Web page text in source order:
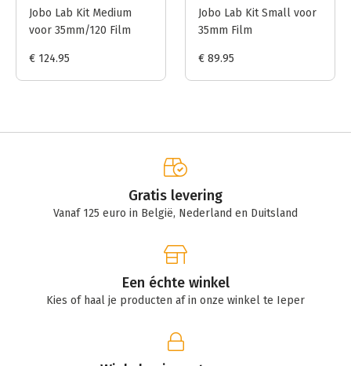
Jobo Lab Kit Medium
voor 35mm/120 Film
€ 124.95
Jobo Lab Kit Small voor
35mm Film
€ 89.95
Gratis levering
Vanaf 125 euro in België, Nederland en Duitsland
Een échte winkel
Kies of haal je producten af in onze winkel te Ieper